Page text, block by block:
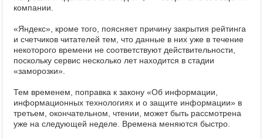
компании.
«Яндекс», кроме того, поясняет причину закрытия рейтинга
и счетчиков читателей тем, что данные в них уже в течение
некоторого времени не соответствуют действительности,
поскольку сервис несколько лет находится в стадии
«заморозки».
Тем временем, поправка к закону «Об информации,
информационных технологиях и о защите информации» в
третьем, окончательном, чтении, может быть рассмотрена
уже на следующей неделе. Времена меняются быстро.